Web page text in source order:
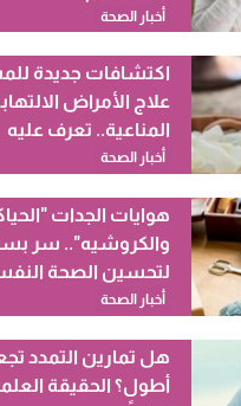
أخبار الصحة
اكتشافات جديدة
علاج الأمراض
المناعية.. تعرف عليه
أخبار الصحة
هوايات الجدات
والكروشيه".. سر
لتحسين الصحة
أخبار الصحة
هل تمارين التمدد
أطول؟ الحقيقة